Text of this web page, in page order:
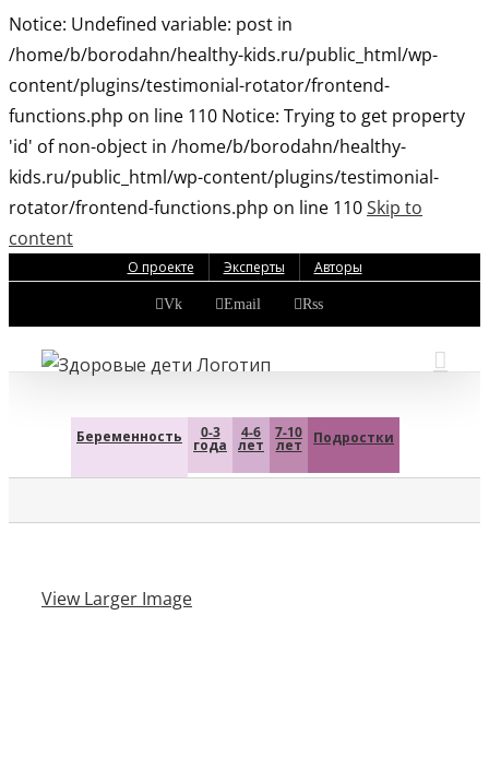
Notice: Undefined variable: post in
/home/b/borodahn/healthy-kids.ru/public_html/wp-
content/plugins/testimonial-rotator/frontend-
functions.php on line 110 Notice: Trying to get property
'id' of non-object in /home/b/borodahn/healthy-
kids.ru/public_html/wp-content/plugins/testimonial-
rotator/frontend-functions.php on line 110Skip to
content
О проекте Эксперты Авторы
Vk Email Rss
Беременность 0-3
года
4-6
лет
7-10
лет Подростки
View Larger Image